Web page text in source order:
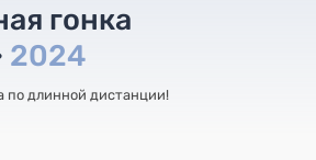
гонка
2024
по длинной дистанции!